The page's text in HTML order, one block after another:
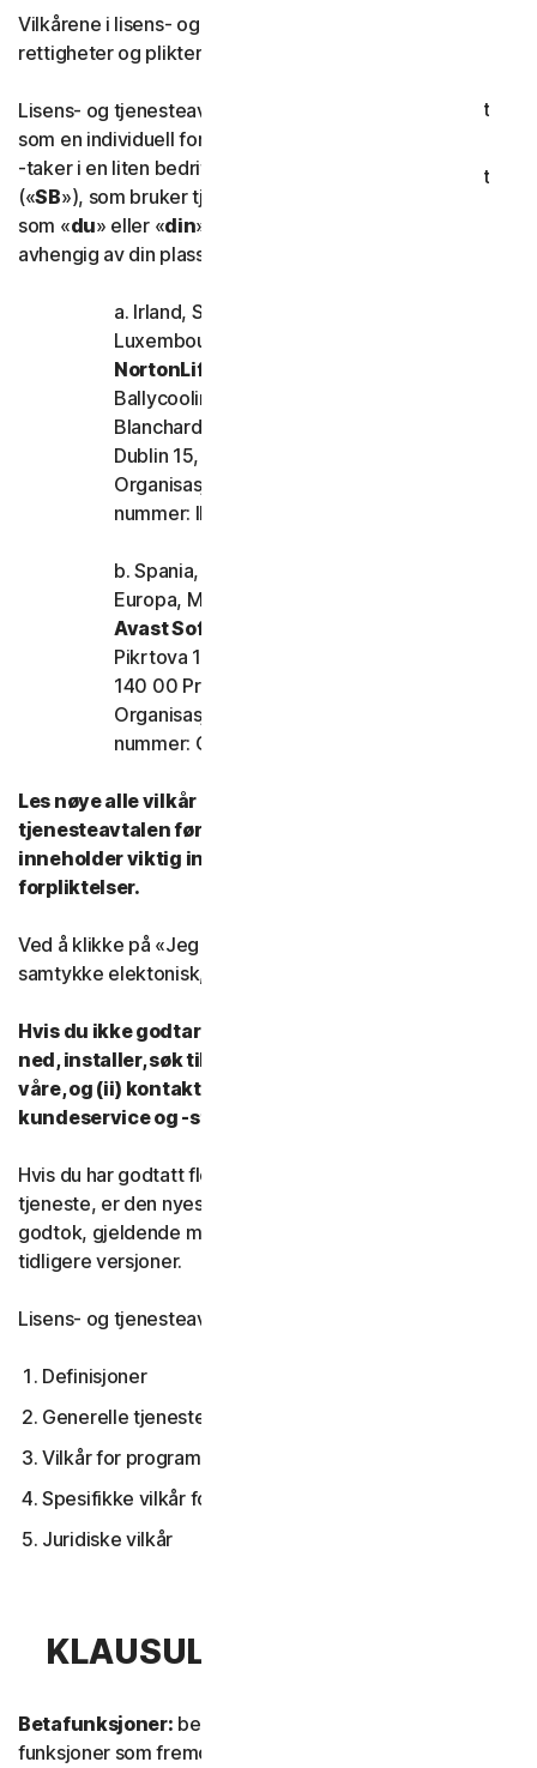
Norton Mobile Security
Norton Mobile Security for
Vilkårene i lisens- og tjenesteavtalen («
rettigheter og plikter når du bruke tjenestene våre.
Lisens- og tjenesteavtalen er en kontrakt mellom deg
som en individuell forbruker, eller som arbeidsgiver eller
-taker i en liten bedrift med høyst 50 (femti) ansatte
(«SB»), som bruker tjenestene våre (referert til nedenfor
som «du» eller «din») og «
avhengig av din plassering, som følger:
a. Irland, Storbritannia, Belgia, Nederland og
Luxembourg
NortonLifeLock Ireland Limited
Ballycoolin Business Park, Ballycoolin,
Blanchardstown
Dublin 15, Ireland
Organisasjonsnummer: 159355 og MVA-
nummer: IE6557355A
b. Spania, Frankrike, Italia og resten av
Europa, Midtøsten og Afrika
Avast Software s.r.o.
Pikrtova 1737/1a, Nusle,
140 00 Praha 4, Tsjekkia
Organisasjonsnummer: 02176475 og MVA-
nummer: CZ02176475
Les nøye alle vilkår og betingelser i lisens- og
tjenesteavtalen før du bruker tjenestene våre. De
inneholder viktig informasjon om dine rettigheter og
forpliktelser.
Ved å klikke på «Jeg godtar» eller på annen måte angi
samtykke elektonisk, godtar du vilkårene for LSA.
Hvis du ikke godtar vilkårene for LSA: (i) ikke last
ned, installer, søk tilgang til eller bruk tjenestene
våre, og (ii) kontakt leverandøren din eller vår
kundeservice og -støtte.
Hvis du har godtatt flere versjoner av LSA for en
tjeneste, er den nyeste versjonen av LSA som du
godtok, gjeldende mellom deg og oss og erstatter alle
tidligere versjoner.
Lisens- og tjenesteavtalen dekker:
Definisjoner
Generelle tjenestevilkår
Vilkår for programvarelisens
Spesifikke vilkår for visse tjenester
Juridiske vilkår
KLAUSUL 1 – DEFINISJONER
Betafunksjoner: betyr nye og/eller oppdaterte
funksjoner som fremdeles er i testmodus. Disse